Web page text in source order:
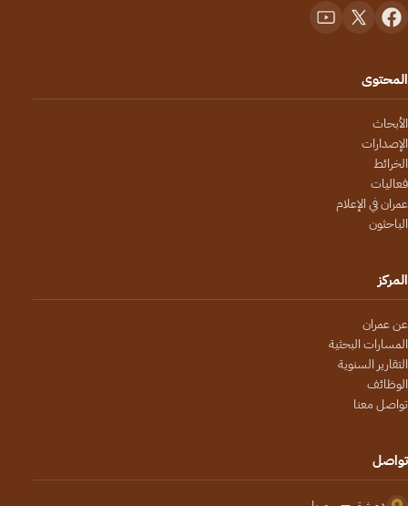
المحتوى
الأبحاث
الإصدارات
الخرائط
فعاليات
عمران في الإعلام
الباحثون
المركز
عن عمران
المسارات البحثية
التقارير السنوية
الوظائف
تواصل معنا
تواصل